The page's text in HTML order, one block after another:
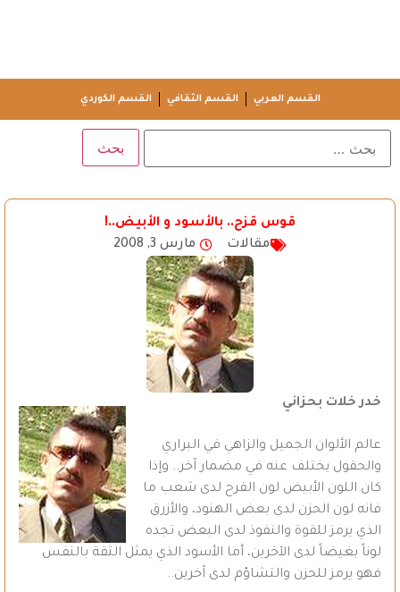
القسم العربي القسم الثقافي القسم الكوردي
قوس قزح.. بالأسود و الأبيض..!
مقالات
مارس 3, 2008
خدر خلات بحزاني
عالم الألوان الجميل والزاهي في البراري
والحقول يختلف عنه في مضمار آخر.. وإذا
كان اللون الأبيض لون الفرح لدى شعب ما
فانه لون الحزن لدى بعض الهنود، والأزرق
الذي يرمز للقوة والنفوذ لدى البعض تجده
لوناً بغيضاً لدى الآخرين، أما الأسود الذي يمثل الثقة بالنفس
فهو يرمز للحزن والتشاؤم لدى آخرين..